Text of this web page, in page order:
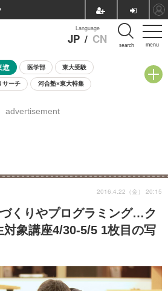
menu
Language
JP / CN search
進 医学部 東大受験
サーチ 河合塾×東大特集
開催学校説明会・相談会
advertisement
づくりやプログラミング…ク
対象講座4/30-5/5 1枚目の写
2016.4.22（金） 20:15